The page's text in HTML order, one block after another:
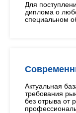
Для
диплома о
специальном
Актуальная
требования
без отрыва от